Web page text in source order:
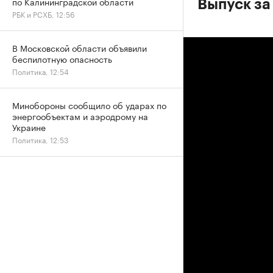
Выпуск
РБК и РСХБ, 12:56
В Московской области объявили
беспилотную опасность
Политика, 12:54
Минобороны сообщило об ударах по
энергообъектам и аэродрому на
Украине
Политика, 12:53